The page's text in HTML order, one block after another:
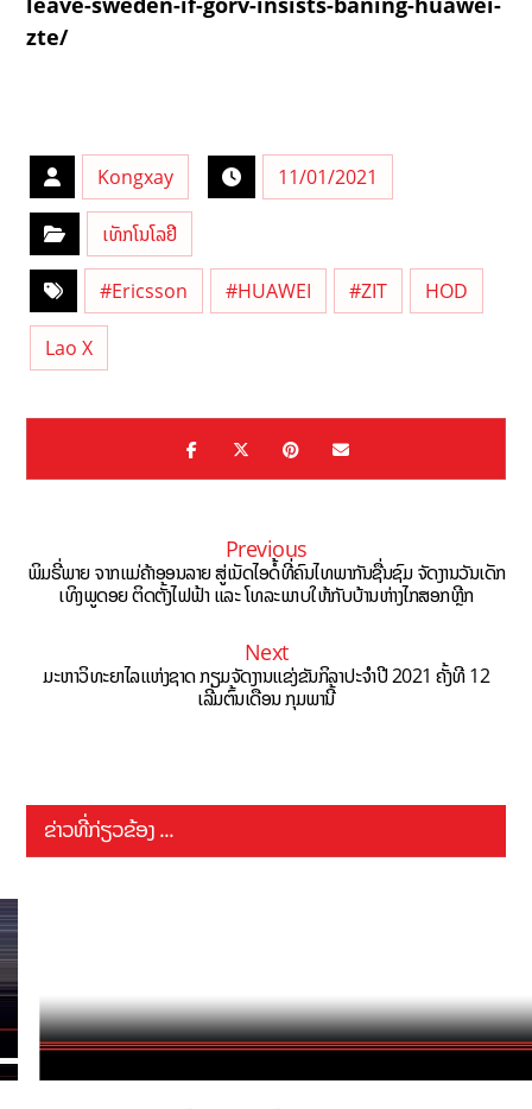
zte/
Kongxay 11/01/2021
ເທັກໂນໂລຢີ
#Ericsson #HUAWEI #ZIT HOD
Lao X
Previous
ພິມຣີ່ພາຍ ຈາກແມ່ຄ້າອອນລາຍ ສູ່ເນັດໄອດໍ້ທີ່ຄົນໄທພາກັນຊື່ນຊົມ ຈັດງານວັນເດັກ
ເທິງພູດອຍ ຕິດຕັ້ງໄຟຟ້າ ແລະ ໂທລະພາບໃຫ້ກັບບ້ານຫ່າງໄກສອກຫຼີກ
Next
ມະຫາວິທະຍາໄລແຫ່ງຊາດ ກຽມຈັດງານແຂ່ງຂັນກິລາປະຈໍາປີ 2021 ຄັ້ງທີ 12
ເລີ່ມຕົ້ນເດືອນ ກຸມພານີ້
ຂ່າວທີ່ກ່ຽວຂ້ອງ ...